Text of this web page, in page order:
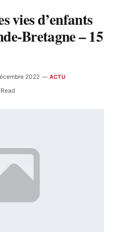
vies d’enfants
Bretagne – 15
2022 ACTU